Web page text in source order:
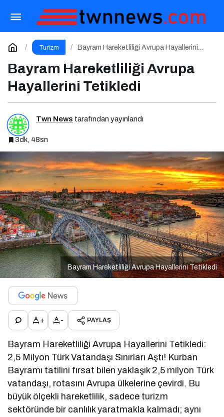
Turizm
Bayram Hareketliliği Avrupa Hayallerini
Bayram Hareketliliği Avrupa
Hayallerini Tetikledi
Twn News tarafından yayınlandı
3dk, 48sn
Bayram Hareketliliği Avrupa Hayallerini Tetikledi
+ - PAYLAŞ
Bayram Hareketliliği Avrupa Hayallerini Tetikledi:
2,5 Milyon Türk Vatandaşı Sınırları Aştı! Kurban
Bayramı tatilini fırsat bilen yaklaşık 2,5 milyon Türk
vatandaşı, rotasını Avrupa ülkelerine çevirdi. Bu
büyük ölçekli hareketlilik, sadece turizm
sektöründe bir canlılık yaratmakla kalmadı; aynı
Valiz Seçimi ve Hazırlık Rehberi
Yorum Yap